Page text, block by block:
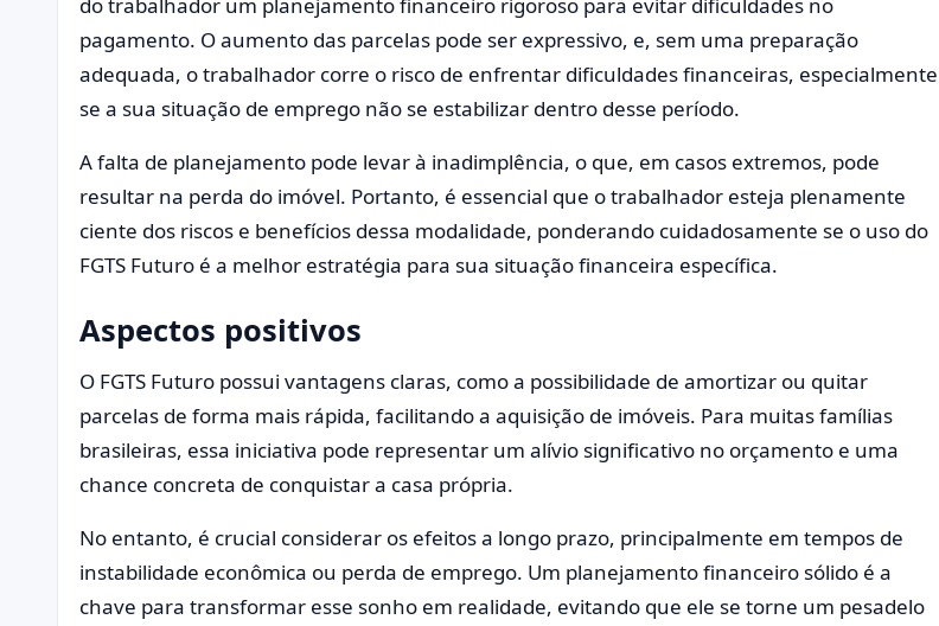
pagamento. O aumento das parcelas pode ser expressivo, e, sem uma preparação
adequada, o trabalhador corre o risco de enfrentar dificuldades financeiras, especialmente
se a sua situação de emprego não se estabilizar dentro desse período.
A falta de planejamento pode levar à inadimplência, o que, em casos extremos, pode
resultar na perda do imóvel. Portanto, é essencial que o trabalhador esteja plenamente
ciente dos riscos e benefícios dessa modalidade, ponderando cuidadosamente se o uso do
FGTS Futuro é a melhor estratégia para sua situação financeira específica.
Aspectos positivos
O FGTS Futuro possui vantagens claras, como a possibilidade de amortizar ou quitar
parcelas de forma mais rápida, facilitando a aquisição de imóveis. Para muitas famílias
brasileiras, essa iniciativa pode representar um alívio significativo no orçamento e uma
chance concreta de conquistar a casa própria.
No entanto, é crucial considerar os efeitos a longo prazo, principalmente em tempos de
instabilidade econômica ou perda de emprego. Um planejamento financeiro sólido é a
chave para transformar esse sonho em realidade, evitando que ele se torne um pesadelo